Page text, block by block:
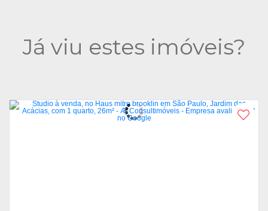
Já viu estes imóveis?